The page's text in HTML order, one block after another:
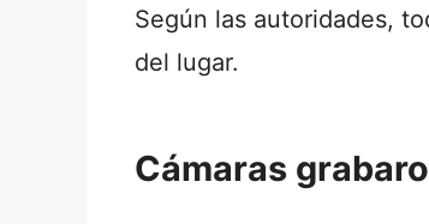
Según las autoridades,
del lugar.
Cámaras